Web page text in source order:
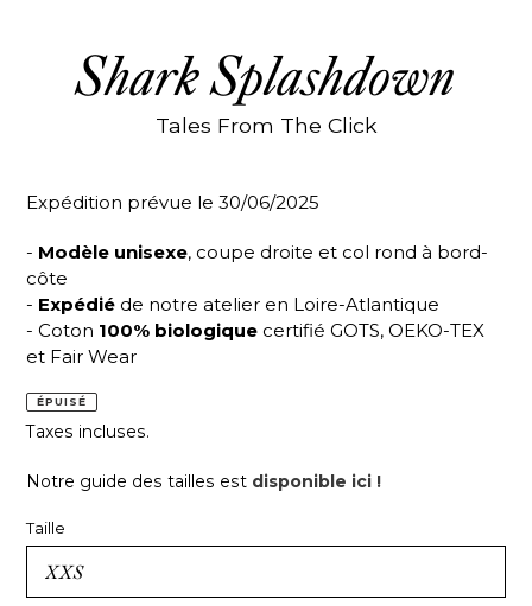
Shark Splashdown
Tales From The Click
Expédition prévue le 30/06/2025
- Modèle unisexe, coupe droite et col rond à bord-
côte
- Expédié de notre atelier en Loire-Atlantique
- Coton 100% biologique certifié GOTS, OEKO-TEX
et Fair Wear
ÉPUISÉ
Taxes incluses.
Notre guide des tailles est disponible ici !
Taille